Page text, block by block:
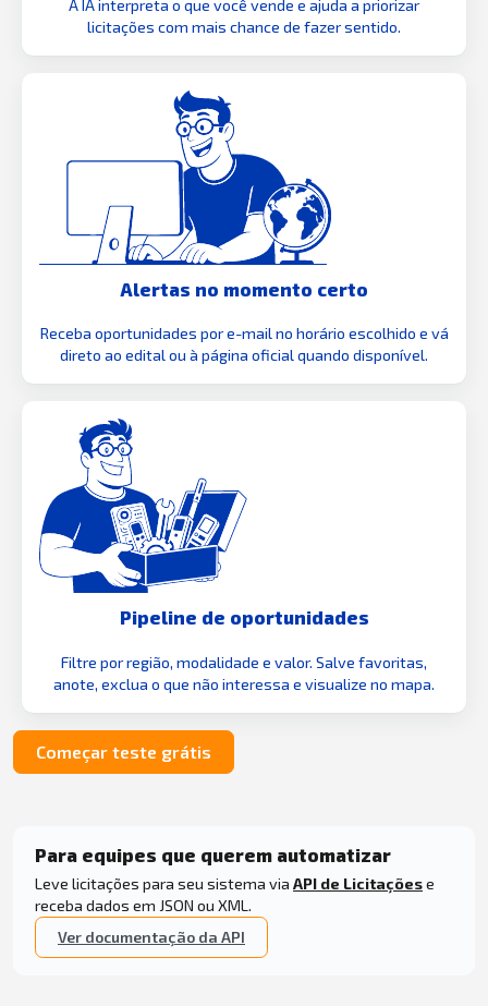
A IA interpreta o que você vende e ajuda a priorizar
licitações com mais chance de fazer sentido.
Alertas no momento certo
Receba oportunidades por e-mail no horário escolhido e vá
direto ao edital ou à página oficial quando disponível.
Pipeline de oportunidades
Filtre por região, modalidade e valor. Salve favoritas,
anote, exclua o que não interessa e visualize no mapa.
Começar teste grátis
Para equipes que querem automatizar
Leve licitações para seu sistema via API de Licitaçõese
receba dados em JSON ou XML.
Ver documentação da API